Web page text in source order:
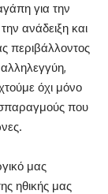
για την
ανάδειξη και
περιβάλλοντος
όχι μόνο
που
μας
ηθικής μας